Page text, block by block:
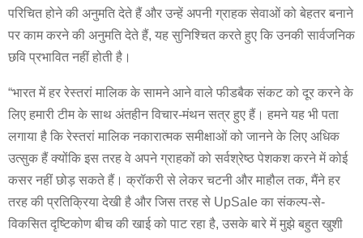
परिचित होने की अनुमति देते हैं और उन्हें अपनी ग्राहक सेवाओं को बेहतर बनाने
पर काम करने की अनुमति देते हैं, यह सुनिश्चित करते हुए कि उनकी सार्वजनिक
छवि प्रभावित नहीं होती है।
“भारत में हर रेस्तरां मालिक के सामने आने वाले फीडबैक संकट को दूर करने के
लिए हमारी टीम के साथ अंतहीन विचार-मंथन सत्र हुए हैं। हमने यह भी पता
लगाया है कि रेस्तरां मालिक नकारात्मक समीक्षाओं को जानने के लिए अधिक
उत्सुक हैं क्योंकि इस तरह वे अपने ग्राहकों को सर्वश्रेष्ठ पेशकश करने में कोई
कसर नहीं छोड़ सकते हैं। क्रॉकरी से लेकर चटनी और माहौल तक, मैंने हर
तरह की प्रतिक्रिया देखी है और जिस तरह से UpSale का संकल्प-से-
विकसित दृष्टिकोण बीच की खाई को पाट रहा है, उसके बारे में मुझे बहुत खुशी